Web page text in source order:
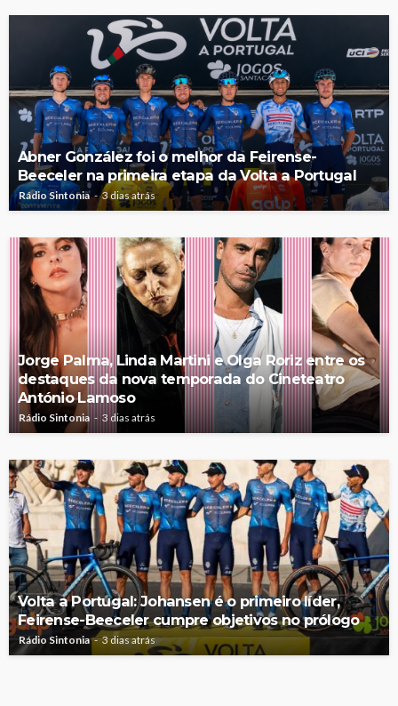
Abner González foi o melhor da Feirense-
Beeceler na primeira etapa da Volta a Portugal
Rádio Sintonia 3 dias atrás
Jorge Palma, Linda Martini e Olga Roriz entre os
destaques da nova temporada do Cineteatro
António Lamoso
Rádio Sintonia 3 dias atrás
Volta a Portugal: Johansen é o primeiro líder,
Feirense-Beeceler cumpre objetivos no prólogo
Rádio Sintonia 3 dias atrás